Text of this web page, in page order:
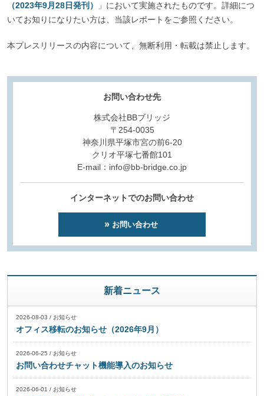
（2023年9月28日発刊）
」において実施されたものです。詳細につ
いてお知りになりたい方は、当該レポートをご参照ください。
本プレスリリースの内容について、無断利用・転載は禁止します。
お問い合わせ先
株式会社BBブリッジ
〒254-0035
神奈川県平塚市宮の前6-20
クリオ平塚七番館101
E-mail：info@bb-bridge.co.jp
インターネットでのお問い合わせ
お問い合わせ
新着ニュース
2026-08-03 / お知らせ
オフィス移転のお知らせ（2026年9月）
2026-06-25 / お知らせ
お問い合わせチャット機能導入のお知らせ
2026-06-01 / お知らせ